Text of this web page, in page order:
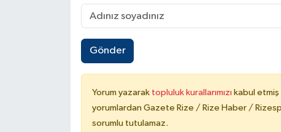
Gönder
Yorum yazarak topluluk kurallarımızı kabul
yorumlardan Gazete Rize / Rize Haber /
sorumlu tutulamaz.